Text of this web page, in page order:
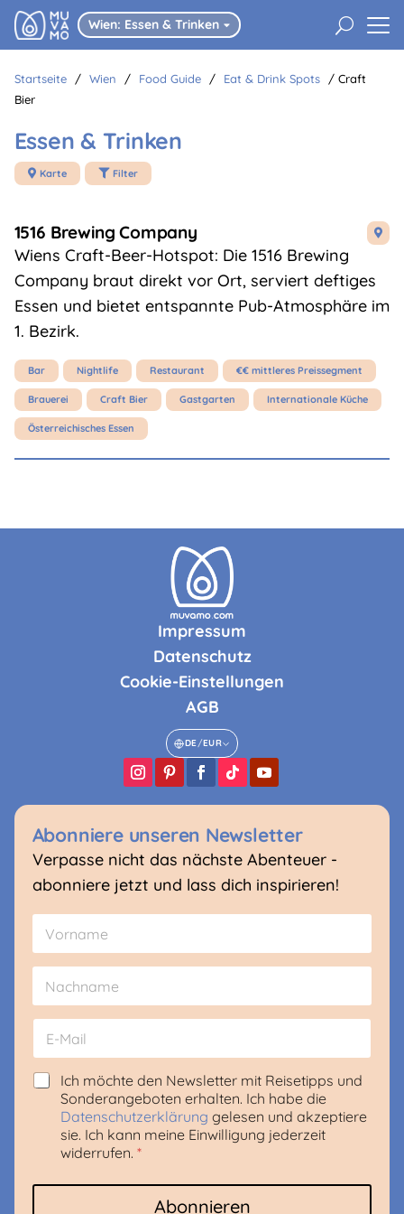
Wien: Essen & Trinken  U
Startseite / Wien / Food Guide / Eat & Drink Spots / Craft
Bier
Essen & Trinken
 Karte  Filter

1516 Brewing Company
Wiens Craft-Beer-Hotspot: Die 1516 Brewing
Company braut direkt vor Ort, serviert deftiges
Essen und bietet entspannte Pub-Atmosphäre im
1. Bezirk.
Bar Nightlife Restaurant €€ mittleres Preissegment
Brauerei Craft Bier Gastgarten Internationale Küche
Österreichisches Essen
Impressum
Datenschutz
Cookie-Einstellungen
AGB
DE/EUR
Abonniere unseren Newsletter
Verpasse nicht das nächste Abenteuer -
abonniere jetzt und lass dich inspirieren!
p
c
h
N
a
m
m
e
M
a
D
Z
Ich möchte den Newsletter mit Reisetipps und
Sonderangeboten erhalten. Ich habe die
Datenschutzerklärung gelesen und akzeptiere
sie. Ich kann meine Einwilligung jederzeit
widerrufen. *
Abonnieren